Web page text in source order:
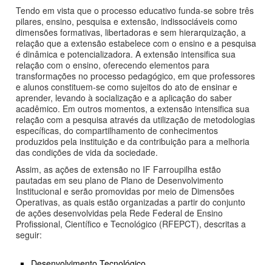
Tendo em vista que o processo educativo funda-se sobre três
pilares, ensino, pesquisa e extensão, indissociáveis como
dimensões formativas, libertadoras e sem hierarquização, a
relação que a extensão estabelece com o ensino e a pesquisa
é dinâmica e potencializadora. A extensão intensifica sua
relação com o ensino, oferecendo elementos para
transformações no processo pedagógico, em que professores
e alunos constituem-se como sujeitos do ato de ensinar e
aprender, levando à socialização e a aplicação do saber
acadêmico. Em outros momentos, a extensão intensifica sua
relação com a pesquisa através da utilização de metodologias
específicas, do compartilhamento de conhecimentos
produzidos pela instituição e da contribuição para a melhoria
das condições de vida da sociedade.
Assim, as ações de extensão no IF Farroupilha estão
pautadas em seu plano de Plano de Desenvolvimento
Institucional e serão promovidas por meio de Dimensões
Operativas, as quais estão organizadas a partir do conjunto
de ações desenvolvidas pela Rede Federal de Ensino
Profissional, Científico e Tecnológico (RFEPCT), descritas a
seguir: